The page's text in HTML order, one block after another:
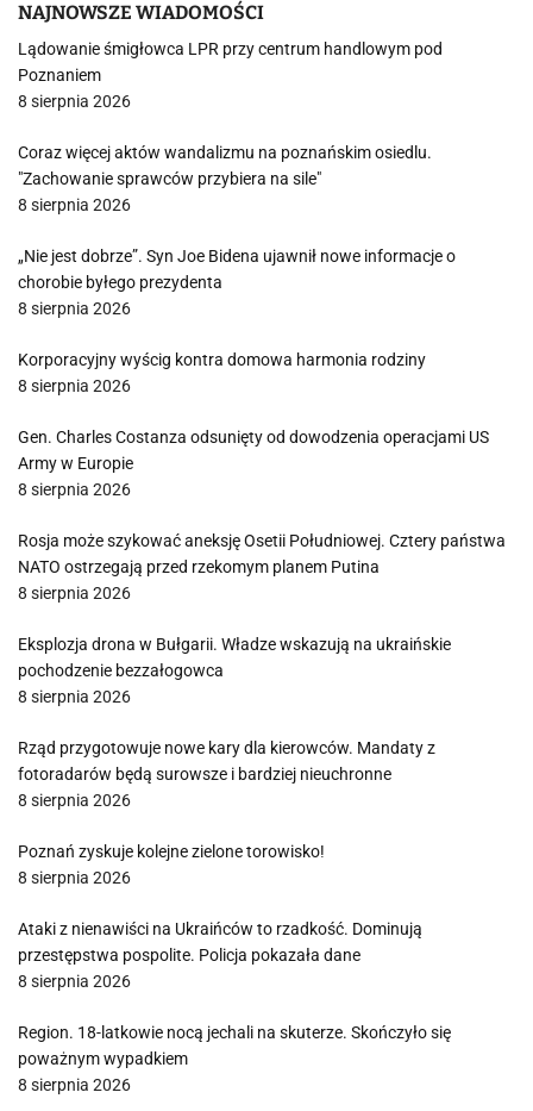
NAJNOWSZE WIADOMOŚCI
Lądowanie śmigłowca LPR przy centrum handlowym pod
Poznaniem
8 sierpnia 2026
Coraz więcej aktów wandalizmu na poznańskim osiedlu.
"Zachowanie sprawców przybiera na sile"
8 sierpnia 2026
„Nie jest dobrze”. Syn Joe Bidena ujawnił nowe informacje o
chorobie byłego prezydenta
8 sierpnia 2026
Korporacyjny wyścig kontra domowa harmonia rodziny
8 sierpnia 2026
Gen. Charles Costanza odsunięty od dowodzenia operacjami US
Army w Europie
8 sierpnia 2026
Rosja może szykować aneksję Osetii Południowej. Cztery państwa
NATO ostrzegają przed rzekomym planem Putina
8 sierpnia 2026
Eksplozja drona w Bułgarii. Władze wskazują na ukraińskie
pochodzenie bezzałogowca
8 sierpnia 2026
Rząd przygotowuje nowe kary dla kierowców. Mandaty z
fotoradarów będą surowsze i bardziej nieuchronne
8 sierpnia 2026
Poznań zyskuje kolejne zielone torowisko!
8 sierpnia 2026
Ataki z nienawiści na Ukraińców to rzadkość. Dominują
przestępstwa pospolite. Policja pokazała dane
8 sierpnia 2026
Region. 18-latkowie nocą jechali na skuterze. Skończyło się
poważnym wypadkiem
8 sierpnia 2026